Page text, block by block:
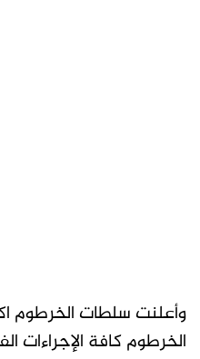
وأعلنت سلطات الخرطوم
الخرطوم كافة الإجراءات